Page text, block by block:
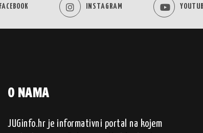
FACEBOOK INSTAGRAM
O NAMA
JUGinfo.hr je informativni portal na kojem